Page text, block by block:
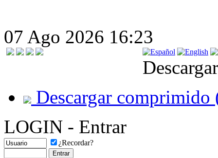
07 Ago 2026 16:23
Descargar comprimido
LOGIN - Entrar
¿Recordar?